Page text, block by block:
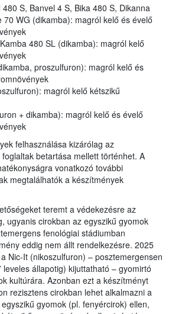
S, Banvel 4 S, Bika 480 S, Dikanna
70 WG (dikamba): magról kelő és évelő
480 SL (dikamba): magról kelő
proszulfuron): magról kelő és
magról kelő kétszikű
+ dikamba): magról kelő és évelő
felhasználása kizárólag az
betartása mellett történhet. A
vonatkozó további
megtalálhatók a készítmények
teremt a védekezésre az
ugyanis cirokban az egyszikű gyomok
fenológiai stádiumban
eddig nem állt rendelkezésre. 2025
Nic-It (nikoszulfuron) – posztemergensen
állapotig) kijuttatható – gyomirtó
kultúrára. Azonban ezt a készítményt
rezisztens cirokban lehet alkalmazni a
gyomok (pl. fenyércirok) ellen,